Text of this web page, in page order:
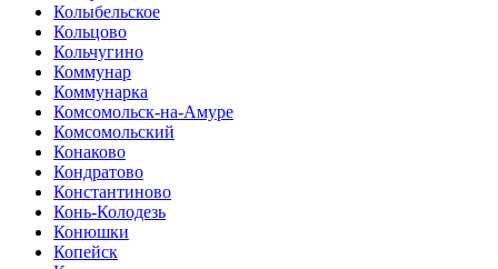
Колыбельское
Кольцово
Кольчугино
Коммунар
Коммунарка
Комсомольск-на-Амуре
Комсомольский
Конаково
Кондратово
Константиново
Конь-Колодезь
Конюшки
Копейск